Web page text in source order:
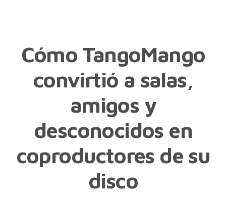
Cómo TangoMango
convirtió a salas,
amigos y
desconocidos en
coproductores de su
disco